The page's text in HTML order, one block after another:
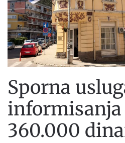
Sporna
informisanja
360.000